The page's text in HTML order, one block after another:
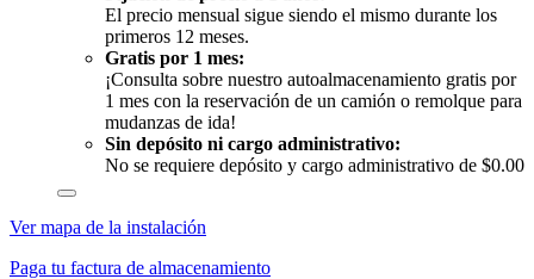
El precio mensual sigue siendo el mismo durante los
primeros 12 meses.
Gratis por 1 mes:
¡Consulta sobre nuestro autoalmacenamiento gratis por
1 mes con la reservación de un camión o remolque para
mudanzas de ida!
Sin depósito ni cargo administrativo:
No se requiere depósito y cargo administrativo de $0.00
Ver mapa de la instalación
Paga tu factura de almacenamiento